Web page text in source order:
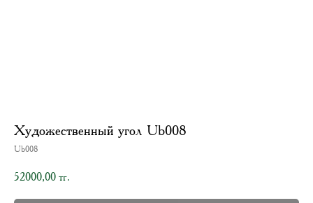
Художественный угол Ub008
Ub008
52000,00 тг.